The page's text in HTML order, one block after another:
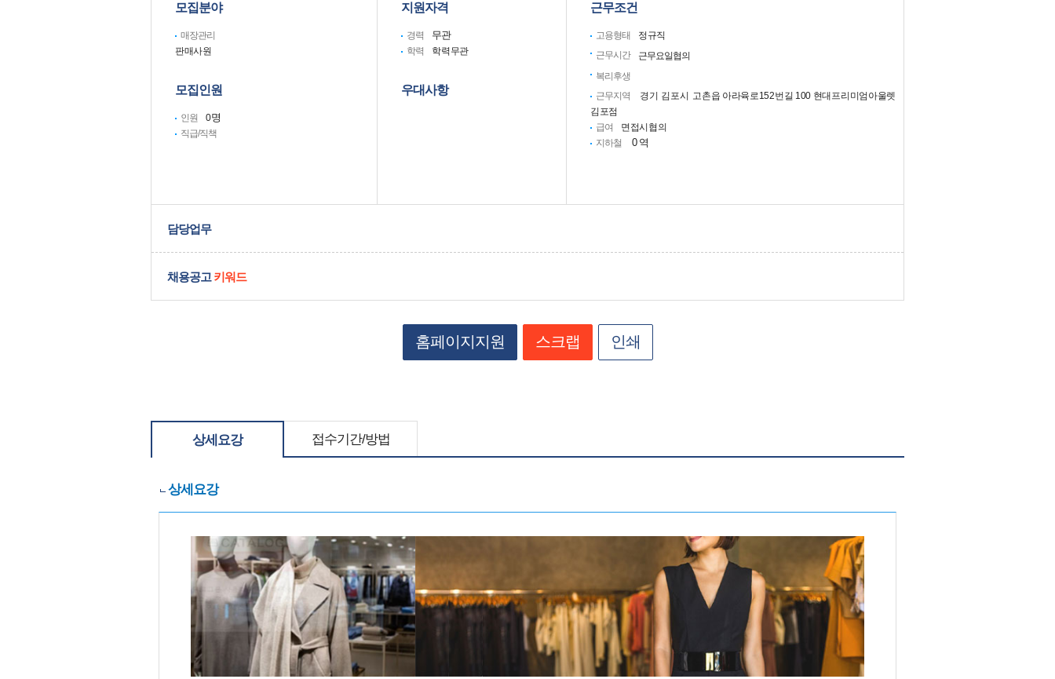
모집분야
매장관리
판매사원
모집인원
인원 0명
직급/직책
지원자격
경력 무관
학력 학력무관
우대사항
근무조건
고용형태
정규직
근무시간
근무요일협의
복리후생
근무지역
경기 김포시
고촌읍 아라육로152번길 100 현대프리미엄아울렛
김포점
급여
면접시협의
지하철
0 역
담당업무
채용공고 키워드
홈페이지지원 스크랩 인쇄
상세요강 접수기간/방법
상세요강